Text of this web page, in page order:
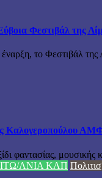
Φεστιβάλ της
το Φεστιβάλ
Καλογεροπούλου
μουσικής και
ΛΝΙΑ ΚΛΠ